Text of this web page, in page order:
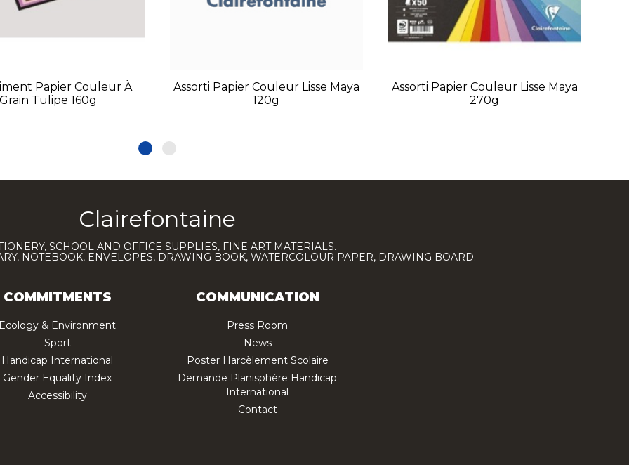
Papier Couleur À
Grain Tulipe 160g
Assorti Papier Couleur Lisse Maya
120g
Assorti Papier Couleur Lisse Maya
270g
Clairefontaine
SCHOOL AND OFFICE SUPPLIES, FINE ART MATERIALS.
NOTEBOOK, ENVELOPES, DRAWING BOOK, WATERCOLOUR PAPER, DRAWING BOARD.
COMMITMENTS
& Environment
Sport
Handicap International
Gender Equality Index
Accessibility
COMMUNICATION
Press Room
News
Poster Harcèlement Scolaire
Demande Planisphère Handicap
International
Contact